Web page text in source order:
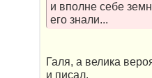
и вполне себе
его знали...
Галя, а велика
и писал.